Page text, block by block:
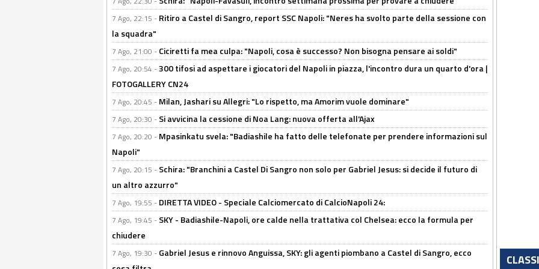
7 Ago, 22:15 - Ritiro a Castel di Sangro, report SSC Napoli: "Neres ha svolto parte della sessione con
la squadra"
7 Ago, 21:00 - Ciciretti fa mea culpa: "Napoli, cosa è successo? Non bisogna pensare ai soldi"
7 Ago, 20:54 -300 tifosi ad aspettare i giocatori del Napoli in piazza, l'incontro dura un quarto d'ora |
FOTOGALLERY CN24
7 Ago, 20:45 - Milan, Jashari su Allegri: "Lo rispetto, ma Amorim vuole dominare"
7 Ago, 20:30 - Si avvicina la cessione di Noa Lang: nuova offerta all'Ajax
7 Ago, 20:20 - Mpasinkatu svela: "Badiashile ha fatto delle telefonate per prendere informazioni sul
Napoli"
7 Ago, 20:15 - Schira: "Branchini a Castel Di Sangro non solo per Gabriel Jesus: si decide il futuro di
un altro azzurro"
7 Ago, 19:55 - DIRETTA VIDEO - Speciale Calciomercato di CalcioNapoli 24:
7 Ago, 19:45 - SKY - Badiashile-Napoli, ore calde nella trattativa col Chelsea: ecco la formula per
chiudere
7 Ago, 19:30 - Gabriel Jesus e rinnovo Anguissa, SKY: gli agenti piombano a Castel di Sangro, ecco